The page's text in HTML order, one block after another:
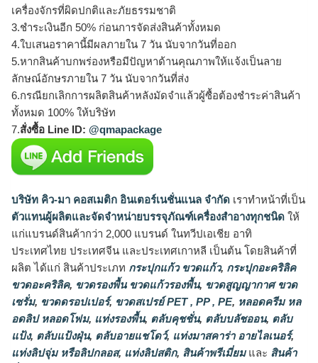
เครื่องจักรที่ผิดปกติและภัยธรรมชาติ
3.ชำระเงินอีก 50% ก่อนการจัดส่งสินค้าทั้งหมด
4.ใบเสนอราคานี้มีผลภายใน 7 วัน นับจากวันที่ออก
5.หากสินค้าบกพร่องหรือมีปัญหาด้านคุณภาพให้แจ้งเป็นลาย
ลักษณ์อักษรภายใน 7 วัน นับจากวันที่ส่ง
6.กรณียกเลิกการผลิตสินค้าหลังมัดจำแล้วผู้ซื้อต้องชำระค่าสินค้า
ทั้งหมด 100% ให้บริษัท
7.สั่งซื้อ Line ID: @qmapackage
บริษัท คิว-มา คอสเมติก อินเตอร์เนชั่นแนล จำกัด เราทำหน้าที่เป็น
ตัวแทนผู้ผลิตและจัดจำหน่ายบรรจุภัณฑ์เครื่องสำอางทุกชนิด ให้
แก่แบรนด์สินค้ากว่า 2,000 แบรนด์ ในทวีปเอเชีย อาทิ
ประเทศไทย ประเทศจีน และประเทศเกาหลี เป็นต้น โดยสินค้าที่
ผลิต ได้แก่ สินค้าประเภท กระปุกแก้ว ขวดแก้ว, กระปุกอะคริลิค
ขวดอะคริลิค, ขวดรองพื้น ขวดแก้วรองพื้น, ขวดสูญญากาศ ขวด
เซรั่ม, ขวดดรอปเปอร์, ขวดสเปรย์ PET , PP , PE, หลอดครีม หล
อดลิป หลอดโฟม, แท่งรองพื้น, ตลับคุชชั่น, ตลับบลัชออน, ตลับ
แป้ง, ตลับแป้งฝุ่น, ตลับอายแชโดว์, แท่งมาสคาร่า อายไลเนอร์,
แท่งลิปจุ่ม หรือลิปกลอส, แท่งลิปสติก, สินค้าพรีเมี่ยมและ สินค้า